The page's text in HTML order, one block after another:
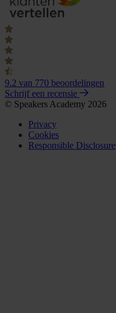
9.2 van 770 beoordelingen
Schrijf een recensie
© Speakers Academy 2026
Privacy
Cookies
Responsible Disclosure